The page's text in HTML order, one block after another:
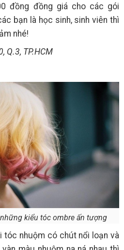
đồng đồng giá cho các gói
bạn là học sinh, sinh viên thì
nhé!
Q.3, TP.HCM
kiểu tóc ombre ấn tượng
tóc nhuộm có chút nổi loạn và